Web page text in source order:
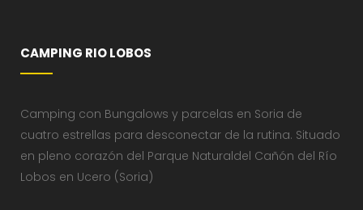
CAMPING RIO LOBOS
Camping con Bungalows y parcelas en Soria de
cuatro estrellas para desconectar de la rutina. Situado
en pleno corazón del Parque Naturaldel Cañón del Río
Lobos en Ucero (Soria)